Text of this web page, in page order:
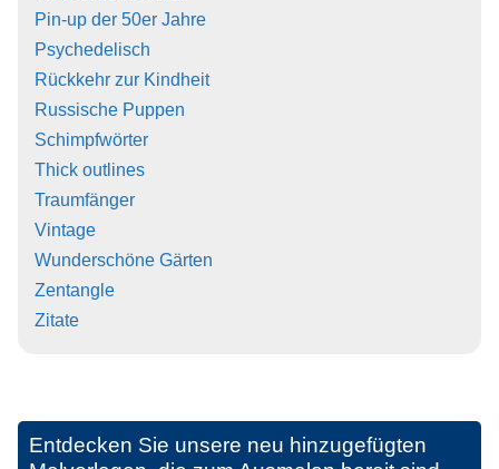
Pin-up der 50er Jahre
Psychedelisch
Rückkehr zur Kindheit
Russische Puppen
Schimpfwörter
Thick outlines
Traumfänger
Vintage
Wunderschöne Gärten
Zentangle
Zitate
Entdecken Sie unsere neu hinzugefügten